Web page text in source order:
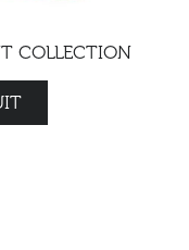
COLLECTION